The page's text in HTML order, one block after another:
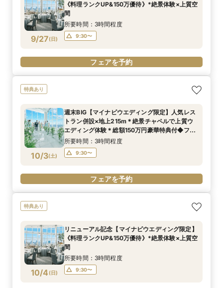
9/27(日)
《料理ランクUP&150万優待》*絶景体験×上質空
間
所要時間：3時間程度
9:30〜
フェアを予約
特典あり
10/3(土)
週末BIG【マイナビウエディング限定】人気レス
トラン併設×地上215m＊絶景チャペルで上質ウ
エディング体験＊総額150万円豪華特典付◆フェ
ア
所要時間：3時間程度
9:30〜
フェアを予約
特典あり
10/4 (日)
リニューアル記念【マイナビウエディング限定】
《料理ランクUP&150万優待》*絶景体験×上質空
間
所要時間：3時間程度
9:30〜